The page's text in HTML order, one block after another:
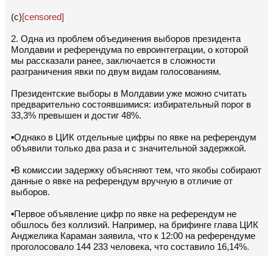
(с)[censored]
2. Одна из проблем объединения выборов президента
Молдавии и референдума по евроинтеграции, о которой
мы рассказали ранее, заключается в сложности
разграничения явки по двум видам голосованиям.
Президентские выборы в Молдавии уже можно считать
предварительно состоявшимися: избирательный порог в
33,3% превышен и достиг 48%.
▪️Однако в ЦИК отдельные цифры по явке на референдум
объявили только два раза и с значительной задержкой.
▪️В комиссии задержку объясняют тем, что якобы собирают
данные о явке на референдум вручную в отличие от
выборов.
▪️Первое объявление цифр по явке на референдум не
обшлось без коллизий. Например, на брифинге глава ЦИК
Анджелика Караман заявила, что к 12:00 на референдуме
проголосовало 144 233 человека, что составило 16,14%.